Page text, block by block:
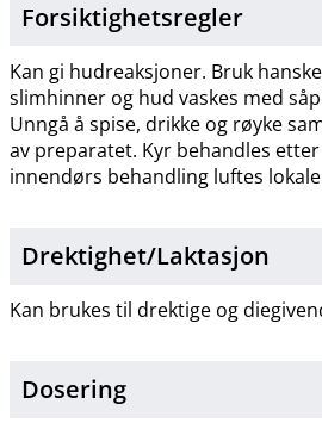
Forsiktighetsregler
Kan gi hudreaksjoner. Bruk
slimhinner og hud vaskes med
Unngå å spise, drikke og røyke
av preparatet. Kyr behandles
innendørs behandling luftes
Drektighet​/​Laktasjon
Kan brukes til drektige og
Dosering